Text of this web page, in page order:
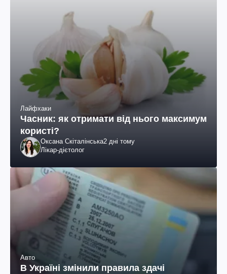
Лайфхаки
Часник: як отримати від нього максимум
користі?
Оксана Скіталінська2 дні тому
Лікар-дієтолог
Авто
В Україні змінили правила здачі